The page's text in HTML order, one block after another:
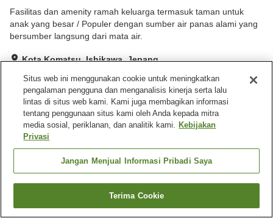
Fasilitas dan amenity ramah keluarga termasuk taman untuk
anak yang besar / Populer dengan sumber air panas alami yang
bersumber langsung dari mata air.
Kota Komatsu, Ishikawa, Jepang
Baik Ulasan:325
Fasilitas properti
Toko
Oedo Onsen Monogatari Awazu Grand Hotel
Cari kamar
Situs web ini menggunakan cookie untuk meningkatkan
pengalaman pengguna dan menganalisis kinerja serta lalu
lintas di situs web kami. Kami juga membagikan informasi
tentang penggunaan situs kami oleh Anda kepada mitra
media sosial, periklanan, dan analitik kami. Kebijakan
Privasi
Jangan Menjual Informasi Pribadi Saya
Terima Cookie